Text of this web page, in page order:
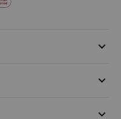
keyboard_arrow_down
keyboard_arrow_down
keyboard_arrow_down